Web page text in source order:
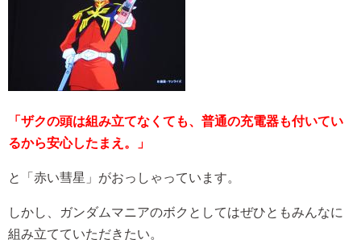
「ザクの頭は組み立てなくても、普通の充電器も付いてい
るから安心したまえ。」
と「赤い彗星」がおっしゃっています。
しかし、ガンダムマニアのボクとしてはぜひともみんなに
組み立てていただきたい。